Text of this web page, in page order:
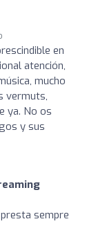
en
atención,
mucho
vermuts,
ya. No os
y sus
sempre